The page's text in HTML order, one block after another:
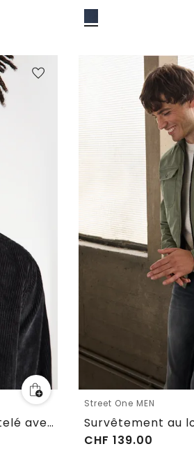
Survêtement en velours côtelé avec fermeture éclair
Street One MEN
Survêtement au
CHF 139.00